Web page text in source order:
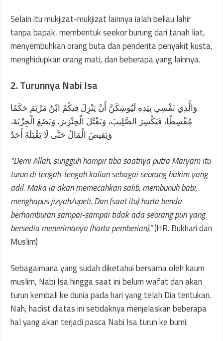
Selain itu mukjizat-mukjizat lainnya ialah beliau lahir
tanpa bapak, membentuk seekor burung dari tanah liat,
menyembuhkan orang buta dan penderita penyakit kusta,
menghidupkan orang mati, dan beberapa yang lainnya.
2. Turunnya Nabi Isa
وَالَّذِي نَفْسِي بِيَدِهِ لَيُوشِكَنَّ أَنْ يَنْزِلَ فِيكُمُ ابْنُ مَرْيَمَ حَكَمًا
مُقْسِطًا، فَيَكْسِرَ الصَّلِيبَ، وَيَقْتُلَ الْخِنْزِيرَ، وَيَضَعَ الْجِزْيَةَ،
وَيَفِيضَ الْمَالُ حَتَّى لَا يَقْبَلَهُ أَحَدٌ
“Demi Allah, sungguh hampir tiba saatnya putra Maryam itu
turun di tengah-tengah kalian sebagai seorang hakim yang
adil. Maka ia akan memecahkan salib, membunuh babi,
menghapus jizyah/upeti. Dan (saat itu) harta benda
berhamburan sampai-sampai tidak ada seorang pun yang
bersedia menerimanya (harta pemberian).”(HR. Bukhari dan
Muslim)
Sebagaimana yang sudah diketahui bersama oleh kaum
muslim, Nabi Isa hingga saat ini belum wafat dan akan
turun kembali ke dunia pada hari yang telah Dia tentukan.
Nah, hadist diatas ini setidaknya menjelaskan beberapa
hal yang akan terjadi pasca Nabi Isa turun ke bumi.